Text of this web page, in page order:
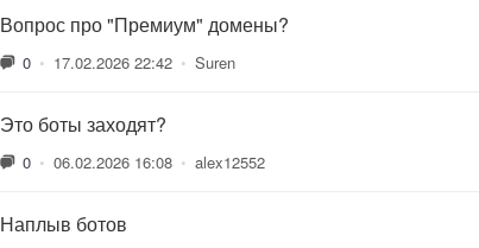
Вопрос про "Премиум" домены?
0 • 17.02.2026 22:42 • Suren
Это боты заходят?
0 • 06.02.2026 16:08 • alex12552
Наплыв ботов